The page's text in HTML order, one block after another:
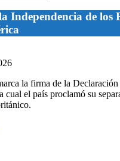
Independencia de los
la firma de la
cual el país proclamó su